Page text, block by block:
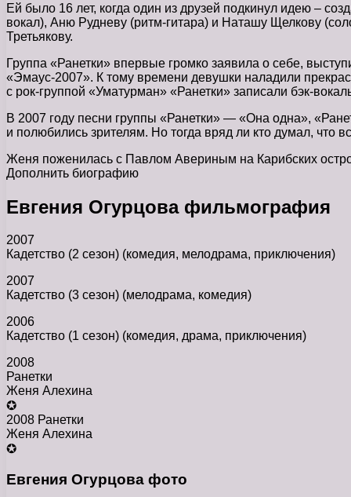
Ей было 16 лет, когда один из друзей подкинул идею –
вокал), Аню Рудневу (ритм-гитара) и Наташу Щелкову
Третьякову.
Группа «Ранетки» впервые громко заявила о себе,
«Эмаус-2007». К тому времени девушки наладили
с рок-группой «Уматурман» «Ранетки» записали бэк-
В 2007 году песни группы «Ранетки» — «Она одна»,
и полюбились зрителям. Но тогда вряд ли кто думал, что
Женя поженилась с Павлом Авериным на Карибских
Дополнить биографию
Евгения Огурцова фильмография
2007
Кадетство (2 сезон) (комедия, мелодрама, приключения)
2007
Кадетство (3 сезон) (мелодрама, комедия)
2006
Кадетство (1 сезон) (комедия, драма, приключения)
2008
Ранетки
Женя Алехина
✪
2008 Ранетки
Женя Алехина
✪
Евгения Огурцова фото